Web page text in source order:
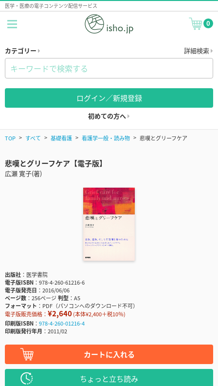
医学・医療の電子コンテンツ配信サービス
0
カテゴリー 詳細検索
ログイン／新規登録
初めての方へ
TOP すべて 基礎看護 看護学一般・読み物 悲嘆とグリーフケア
悲嘆とグリーフケア【電子版】
広瀬 寛子(著)
出版社
医学書院
電子版ISBN
978-4-260-61216-6
電子版発売日
2016/06/06
ページ数
256ページ判型
A5
フォーマット
PDF（パソコンへのダウンロード不可）
電子版販売価格： ¥2,640(本体¥2,400＋税10％)
印刷版ISBN
978-4-260-01216-4
印刷版発行年月
2011/02
カートに入れる
ちょっと立ち読み